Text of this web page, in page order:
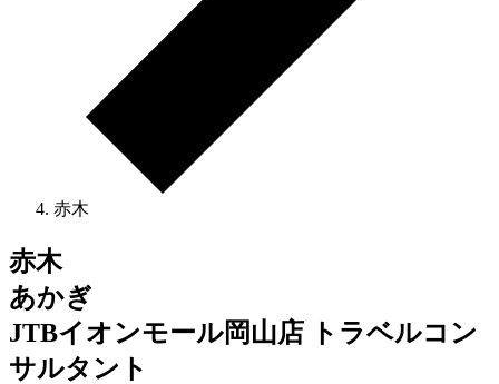
赤木
赤木
あかぎ
JTBイオンモール岡山店 トラベルコン
サルタント